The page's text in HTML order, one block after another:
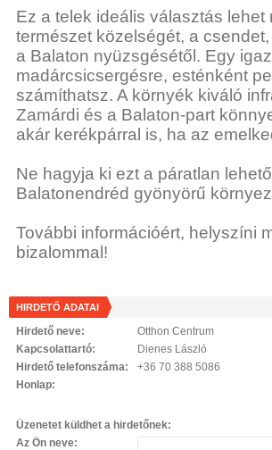
Ez a telek ideális választás
természet közelségét, a
a Balaton nyüzsgésétől. Egy
madárcsicsergésre, esténként
számíthatsz. A környék kiváló
Zamárdi és a Balaton-part
akár kerékpárral is, ha az
Ne hagyja ki ezt a páratlan
Balatonendréd gyönyörű
További információért, helyszíni
bizalommal!
HIRDETŐ ADATAI
Hirdető neve:
Otthon Centrum
Kapcsolattartó:
Dienes László
Hirdető telefonszáma:
+36 70 388 5086
Honlap:
Üzenetet küldhet a hirdetőnek:
Az Ön neve: